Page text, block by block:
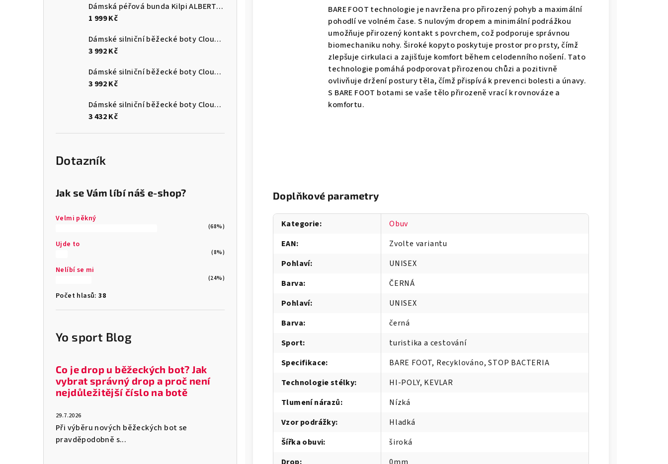
Dámská péřová bunda Kilpi ALBERTA-W
1 999 Kč
Dámské silniční běžecké boty Cloudmonster 3
3 992 Kč
Dámské silniční běžecké boty Cloudmonster 3
3 992 Kč
Dámské silniční běžecké boty Cloudsurfer Max
3 432 Kč
Dotazník
Jak se Vám líbí náš e-shop?
Velmi pěkný
(68%)
Ujde to
(8%)
Nelíbí se mi
(24%)
Počet hlasů:38
Yo sport Blog
Co je drop u běžeckých bot? Jak
vybrat správný drop a proč není
nejdůležitější číslo na botě
29.7.2026
Při výběru nových běžeckých bot se
pravděpodobně s...
BARE FOOT technologie je navržena pro přirozený pohyb a maximální
pohodlí ve volném čase. S nulovým dropem a minimální podrážkou
umožňuje přirozený kontakt s povrchem, což podporuje správnou
biomechaniku nohy. Široké kopyto poskytuje prostor pro prsty, čímž
zlepšuje cirkulaci a zajišťuje komfort během celodenního nošení. Tato
technologie pomáhá podporovat přirozenou chůzi a pozitivně
ovlivňuje držení postury těla, čímž přispívá k prevenci bolesti a únavy.
S BARE FOOT botami se vaše tělo přirozeně vrací k rovnováze a
komfortu.
Doplňkové parametry
Kategorie:
Obuv
EAN:
Zvolte variantu
Pohlaví:
UNISEX
Barva:
ČERNÁ
Pohlaví:
UNISEX
Barva:
černá
Sport:
turistika a cestování
Specifikace:
BARE FOOT, Recyklováno, STOP BACTERIA
Technologie stélky:
HI-POLY, KEVLAR
Tlumení nárazů:
Nízká
Vzor podrážky:
Hladká
Šířka obuvi:
široká